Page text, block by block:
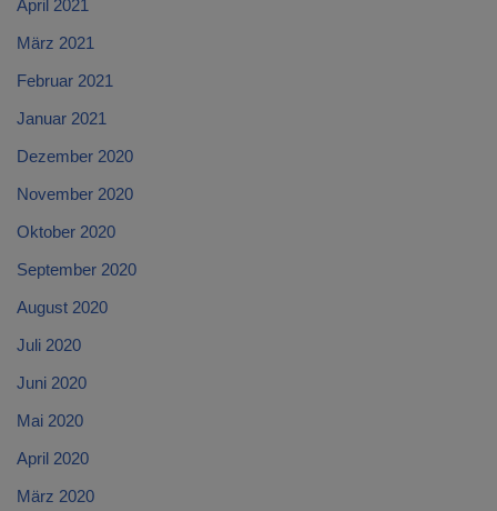
April 2021
März 2021
Februar 2021
Januar 2021
Dezember 2020
November 2020
Oktober 2020
September 2020
August 2020
Juli 2020
Juni 2020
Mai 2020
April 2020
März 2020